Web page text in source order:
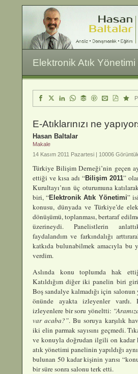
Elektronik Atık
E-Atıklarınızı ne
Hasan Baltalar
Makale
14 Kasım 2011 Pazartesi | 10006
Türkiye Bilişim Derneği’nin geçen
ettiği ve kısa adı “Bilişim 2011”
Kurultayı’nın üç oturumuna
biri, “Elektronik Atık Yönetimi”
konusu, dünyada ve Türkiye’de
dönüşümü, toplanması, bertaraf
üzerineydi. Panelistlerin
faydalandım ve farkındalığı
katkıda bulunabilmek amacıyla bu
verdim.
Aslında konu toplumda hak
Katıldığım diğer iki panelin biri
Boş sandalye kalmadığı için salonun
önünde ayakta izleyenler vardı.
izleyenlere bir soru yöneltti:
var acaba?”. Bu soruya karşılık
iki elin parmak sayısını geçmedi.
ve konuyla doğrudan ilgili on kadar
atık yönetimi panelinin yapıldığı
bulunan 50 kadar kişinin yarısı
bir süre sonra salonu terk etti.